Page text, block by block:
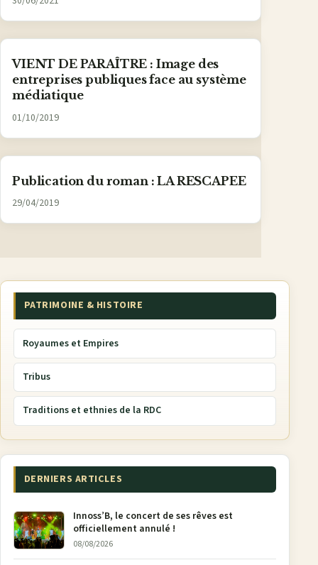
VIENT DE PARAÎTRE : Image des
entreprises publiques face au système
médiatique
01/10/2019
Publication du roman : LA RESCAPEE
29/04/2019
PATRIMOINE & HISTOIRE
Royaumes et Empires
Tribus
Traditions et ethnies de la RDC
DERNIERS ARTICLES
Innoss’B, le concert de ses rêves est
officiellement annulé !
08/08/2026